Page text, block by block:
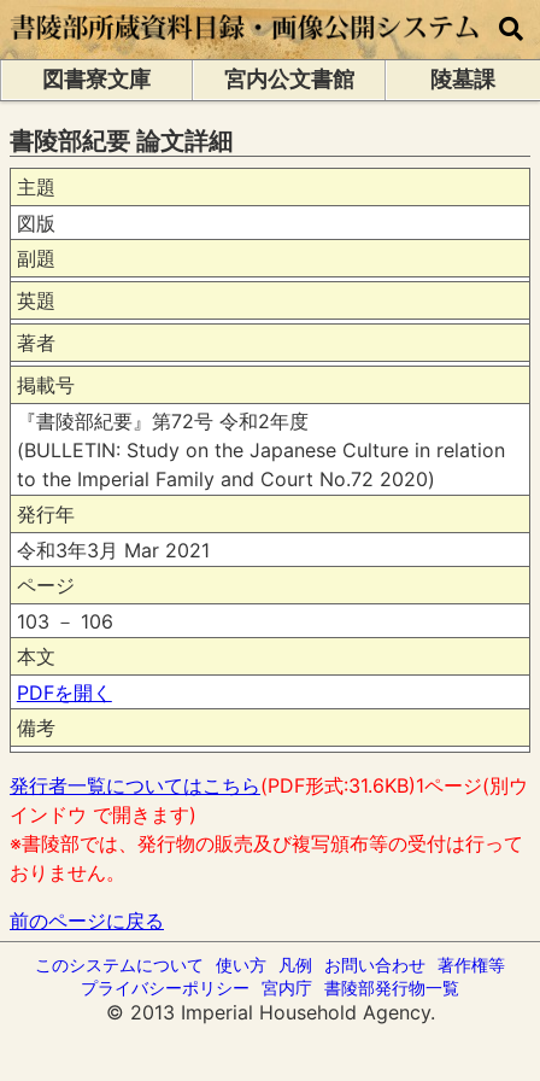
図書寮文庫 宮内公文書館 陵墓課
書陵部紀要 論文詳細
主題
図版
副題
英題
著者
掲載号
『書陵部紀要』第72号 令和2年度
(BULLETIN: Study on the Japanese Culture in relation
to the Imperial Family and Court No.72 2020)
発行年
令和3年3月 Mar 2021
ページ
103 － 106
本文
PDFを開く
備考
発行者一覧についてはこちら(PDF形式:31.6KB)1ページ(別ウ
インドウ で開きます)
※書陵部では、発行物の販売及び複写頒布等の受付は行って
おりません。
前のページに戻る
このシステムについて 使い方 凡例 お問い合わせ 著作権等
プライバシーポリシー
宮内庁 書陵部発行物一覧
© 2013 Imperial Household Agency.